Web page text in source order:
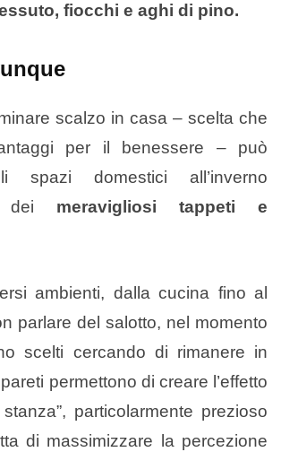
fiocchi e aghi di pino.
scalzo in casa – scelta che
per il benessere – può
spazi domestici all’inverno
dei meravigliosi tappeti e
ambienti, dalla cucina fino al
parlare del salotto, nel momento
scelti cercando di rimanere in
permettono di creare l’effetto
particolarmente prezioso
di massimizzare la percezione